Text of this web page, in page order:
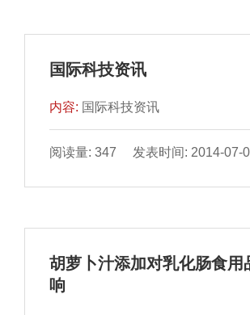
国际科技资讯
内容: 国际科技资讯
阅读量: 347 发表时间: 2014-07-
胡萝卜汁添加对乳化肠食用
响